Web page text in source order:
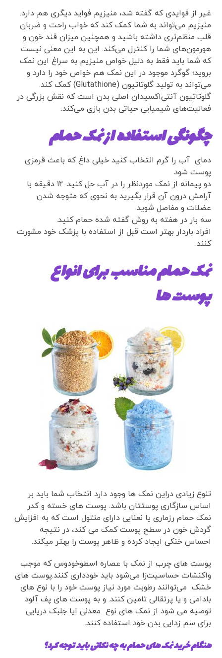
غیر از فوایدی که گفته شد، منیزیم فواید دیگری هم دارد.
منیزیم می‌تواند به شما کمک کند که خواب راحت و ضربان
قلب منظم‌تری داشته باشید و همچنین میزان قند خون و
هورمون‌های شما را کنترل می‌کند. این به این معنی نیست
که شما باید فقط به دلیل خواص منیزیم به سراغ این نمک
بروید؛ گوگرد موجود در این نمک هم خواص خود را دارد‌ و
می‌تواند به تولید گلوتاتیون (Glutathione) کمک کند.
گلوتاتیون آنتی‌اکسیدان اصلی بدن است که نقش بزرگی در
فعالیت‌های شیمیایی حیاتی بدن بازی می‌کند.
چگونگی استفاده از نمک حمام
دمای آب را گرم انتخاب کنید خیلی داغ که باعث قرمزی
پوست شود
دو پیمانه از نمک موردنظر را در آب حل کنید. ۱۲ دقیقه با
آرامش درون آن قرار بگیرید به نحوی که متوجه شدن
عضلات و مفاصل شوید.
سه بار در هفته به روش گفته شده حمام کنید.
افراد باردار بهتر است قبل از استفاده با پزشک خود مشورت
کنند.
نمک حمام مناسب برای انواع
پوست ها
تنوع زیادی دراین نمک ها وجود دارد انتخاب شما باید بر
اساس سازگاری پوستتان باشد. پوست های خسته و کدر
نمک حمام رزماری یا نعنایی دارای منتول است که به افزایش
گردش خون در سطح پوست کمک می کند، در نتیجه
احساس خنکی ایجاد کرده و ظاهر پوست را بهتر میکند.
پوست های چرب از نمک با عصاره اسطوخودوس که موجب
واکنشات حساسیت‌زا می‌شود باید خودداری کنند.پوست های
خشک می‌توانند رطوبت مورد نیاز پوست خود را با نوع های
بادامی و یا پرتقالی تامین کنند. و به پوست های پف آلود
توصیه می شود از نمک های نوع معدنی ایا جلبک دریایی
برای سم زدایی بدن خود استفاده کنند.
هنگام خرید نمک های حمام به چه نکاتی باید توجه کرد؟